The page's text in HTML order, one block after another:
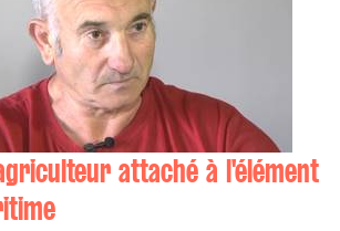
attaché à l'élément